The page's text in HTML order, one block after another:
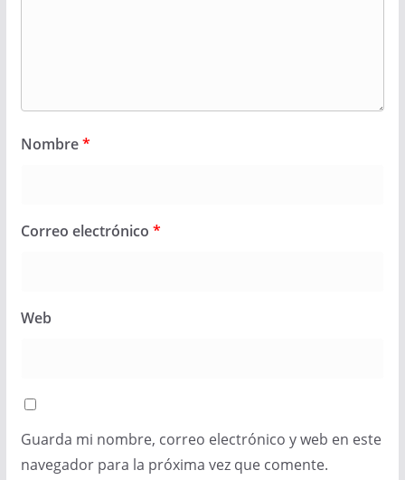
Nombre*
Correo electrónico *
Web
Guarda mi nombre, correo electrónico y web en este
navegador para la próxima vez que comente.